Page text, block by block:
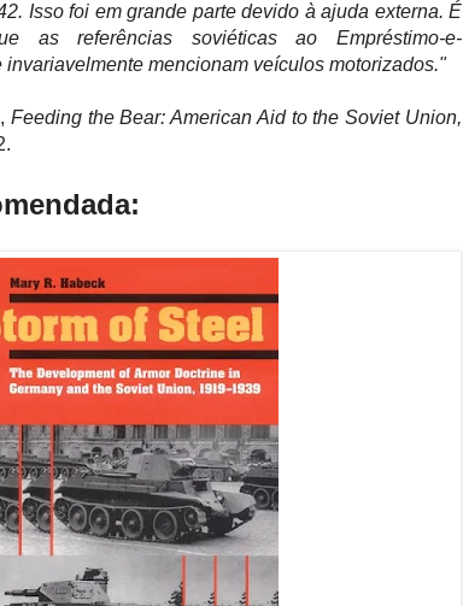
Isso foi em grande parte devido à ajuda externa. É
as referências soviéticas ao Empréstimo-e-
invariavelmente mencionam veículos motorizados."
Feeding the Bear: American Aid to the Soviet Union,